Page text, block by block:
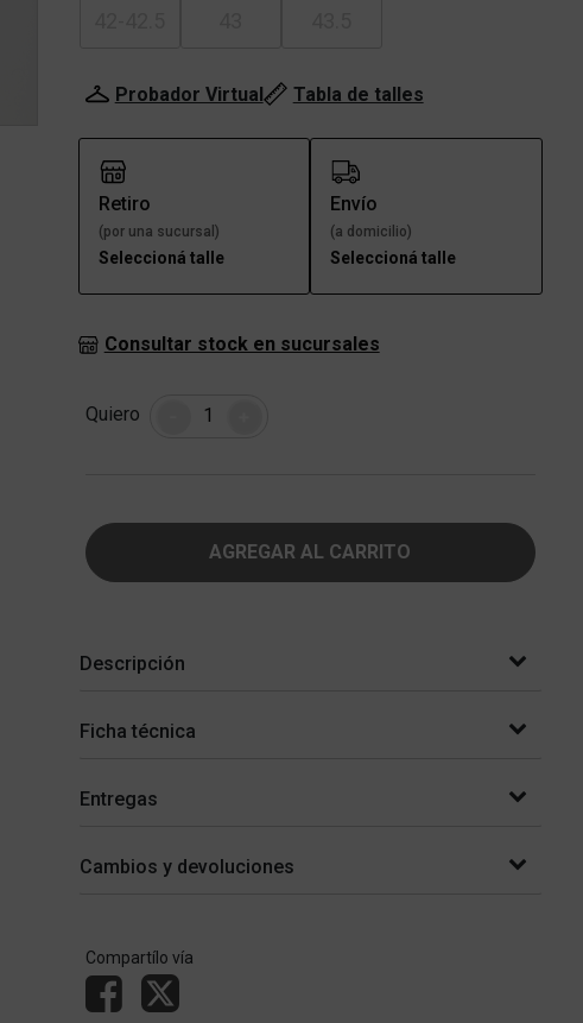
Probador Virtual Tabla de talles
Retiro
(por una sucursal)
Seleccioná talle
Envío
(a domicilio)
Seleccioná talle
Consultar stock en sucursales
Quiero Cantidad
AGREGAR AL CARRITO
Descripción
Ficha técnica
Entregas
Cambios y devoluciones
Compartílo vía